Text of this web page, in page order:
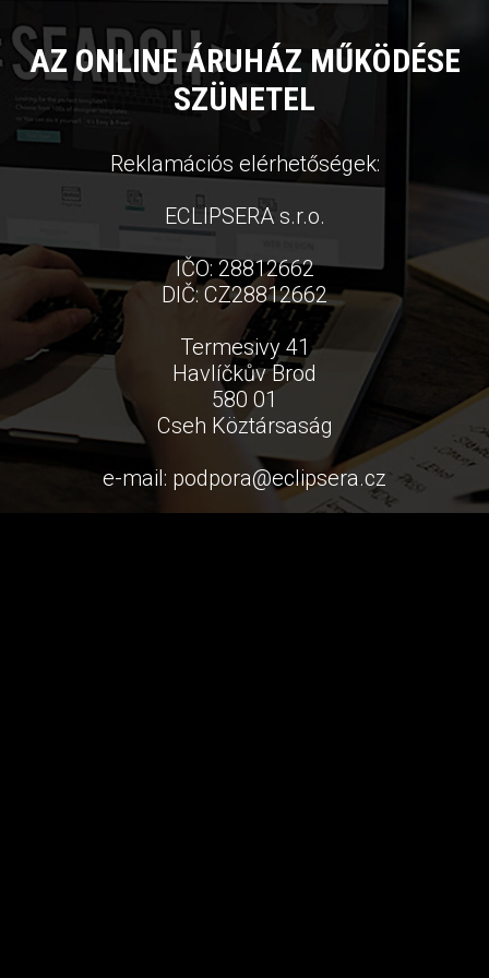
AZ ONLINE ÁRUHÁZ MŰKÖDÉSE
SZÜNETEL
Reklamációs elérhetőségek:
ECLIPSERA s.r.o.
IČO: 28812662
DIČ: CZ28812662
Termesivy 41
Havlíčkův Brod
580 01
Cseh Köztársaság
e-mail: podpora@eclipsera.cz